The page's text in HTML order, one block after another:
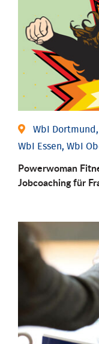
WbI
WbI Essen, WbI
Powerwoman
Job­coaching für